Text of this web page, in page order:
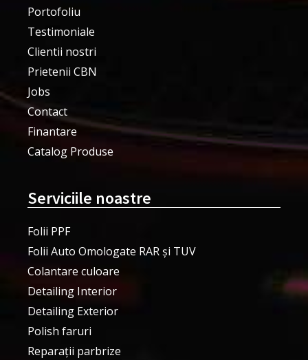
Portofoliu
Testimoniale
Clientii nostri
Prietenii CBN
Jobs
Contact
Finantare
Catalog Produse
Serviciile noastre
Folii PPF
Folii Auto Omologate RAR și TUV
Colantare culoare
Detailing Interior
Detailing Exterior
Polish faruri
Reparații parbrize